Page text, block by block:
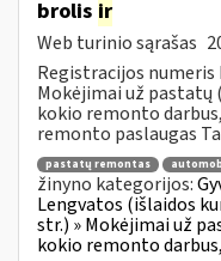
brolis ir
Web turinio sąrašas
Registracijos numeris
Mokėjimai už
kokio remonto
remonto paslaugas
pastatų remontas
žinyno kategorijos:
Lengvatos (išlaidos
str.) » Mokėjimai už
kokio remonto darbus,